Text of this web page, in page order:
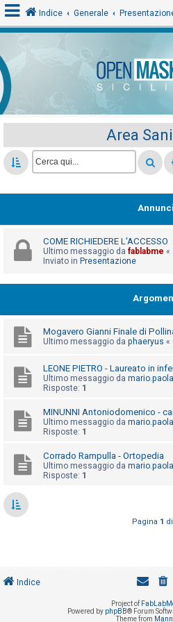
o
g
i
o
m
n
i
e
n
z
i
s
p
s
t
A
Indice Generale
Area
Annunci
COME RICHIEDERE L'ACCESSO
Ultimo messaggio da fablabme «
Inviato in Presentazione
Mogavero Gianni Finale di
Ultimo messaggio da phaeryus «
LEONE PIETRO - Laureato in
Ultimo messaggio da
Risposte: 1
MINUNNI Antoniodomenico -
Ultimo messaggio da
Risposte: 1
Corrado Rampulla - Ortopedia
Ultimo messaggio da
Risposte: 1
Pagina 1 di
Indice
Project of
Powered by phpBB® Forum
Theme from